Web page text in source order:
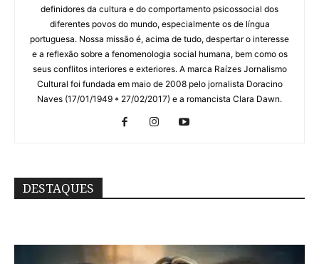
definidores da cultura e do comportamento psicossocial dos
diferentes povos do mundo, especialmente os de língua
portuguesa. Nossa missão é, acima de tudo, despertar o interesse
e a reflexão sobre a fenomenologia social humana, bem como os
seus conflitos interiores e exteriores. A marca Raízes Jornalismo
Cultural foi fundada em maio de 2008 pelo jornalista Doracino
Naves (17/01/1949 * 27/02/2017) e a romancista Clara Dawn.
DESTAQUES